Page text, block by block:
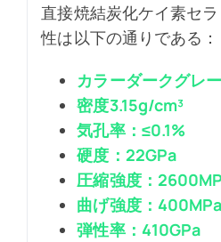
直接焼結炭化ケイ素セ
性は以下の通りである：
カラーダークグレー
密度3.15g/cm³
気孔率：≤0.1%
硬度：22GPa
圧縮強度：
曲げ強度：400MPa
弾性率：410GPa